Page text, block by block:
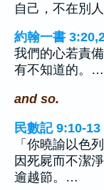
自己，不在別人
約翰一書
我們的心若責
有不知道的。…
and so.
民數記 9:10-13
「你曉諭以色
因死屍而不潔
逾越節。…